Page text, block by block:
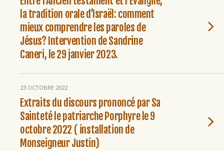
la tradition orale d’Israël: comment
mieux comprendre les paroles de
Jésus? Intervention de Sandrine
Caneri, le 29 janvier 2023.
23 OCTOBRE 2022
Extraits du discours prononcé par Sa
Sainteté le patriarche Porphyre le 9
octobre 2022 ( installation de
Monseigneur Justin)